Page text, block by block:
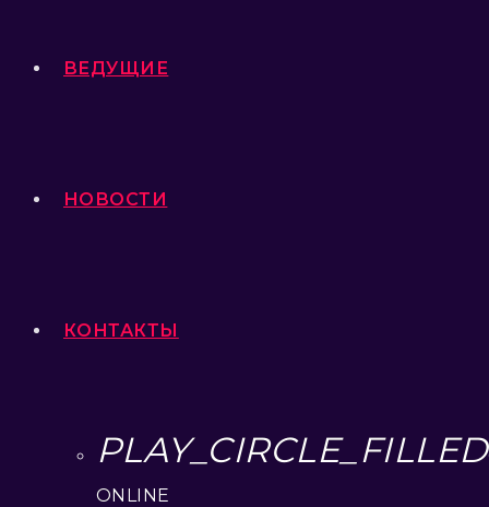
ВЕДУЩИЕ
НОВОСТИ
КОНТАКТЫ
PLAY_CIRCLE_FILLED
ONLINE